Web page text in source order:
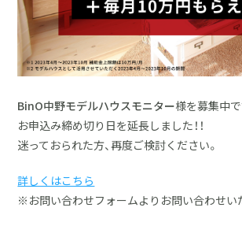
BinO中野モデルハウスモニター様を募集中で
お申込み締め切り日を延長しました！！
迷っておられた方、再度ご検討ください。
詳しくはこちら
※お問い合わせフォームよりお問い合わせい